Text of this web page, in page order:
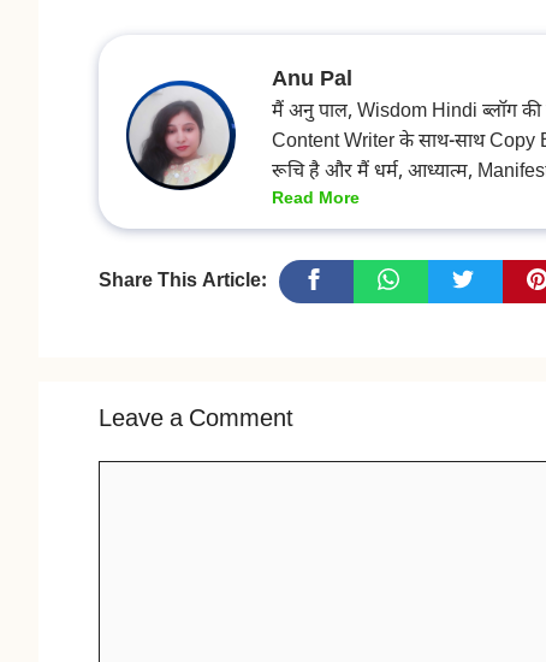
Anu Pal
मैं अनु पाल, Wisdom Hindi ब्लॉग की
Content Writer के साथ-साथ Copy
रूचि है और मैं धर्म, आध्यात्म,
Read More
Share This Article:
Leave a Comment